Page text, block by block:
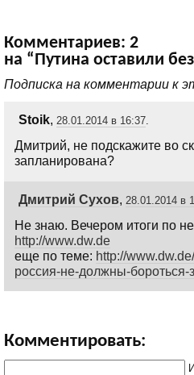
Комментариев: 2
на “Путина оставили
Подписка на комментарии к
Stoik, 28.01.2014 в 16:37.
Дмитрий, не подскажите во
запланирована?
Дмитрий Сухов, 28.01.2014 в
Не знаю. Вечером итоги по
http://www.dw.de
еще по теме: http://
россия-не-должны-бороться-
Комментировать: